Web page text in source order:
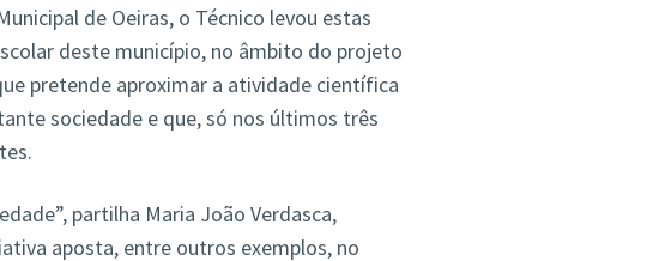
de Oeiras, o Técnico levou estas
deste município, no âmbito do projeto
pretende aproximar a atividade científica
sociedade e que, só nos últimos três
partilha Maria João Verdasca,
aposta, entre outros exemplos, no